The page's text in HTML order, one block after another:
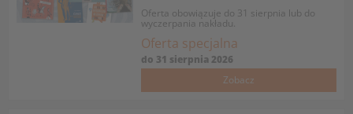
Oferta obowiązuje do 31 sierpnia lub do
wyczerpania nakładu.
Oferta specjalna
do 31 sierpnia 2026
Zobacz